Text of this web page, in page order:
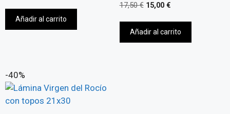
Añadir al carrito
17,50€ 15,00 €
Añadir al carrito
-40%